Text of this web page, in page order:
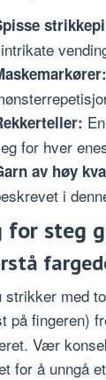
for hver
av høy
i
for steg
strikker med
på fingeren)
Vær
for å unngå